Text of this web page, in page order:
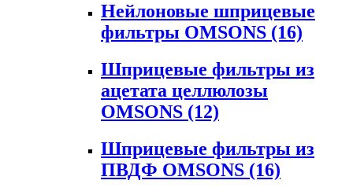
Нейлоновые шприцевые
фильтры OMSONS (16)
Шприцевые фильтры из
ацетата целлюлозы
OMSONS (12)
Шприцевые фильтры из
ПВДФ OMSONS (16)